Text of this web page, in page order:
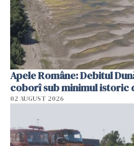
Apele Române: Debitul
coborî sub minimul istoric
02 AUGUST 2026